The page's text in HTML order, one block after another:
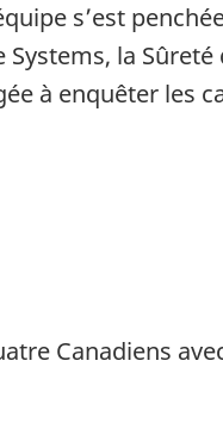
s’est
Systems, la
à enquêter les
Canadiens